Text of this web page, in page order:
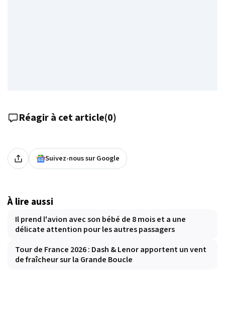
Réagir à cet article(0)
Suivez-nous sur Google
À lire aussi
Il prend l'avion avec son bébé de 8 mois et a une
délicate attention pour les autres passagers
Tour de France 2026 : Dash & Lenor apportent un vent
de fraîcheur sur la Grande Boucle